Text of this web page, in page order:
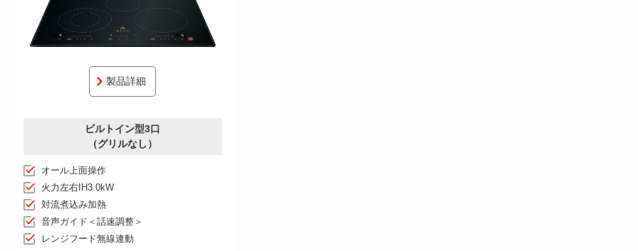
製品詳細
ビルトイン型3口
（グリルなし）
オール上面操作
火力左右IH3.0kW
対流煮込み加熱
音声ガイド＜話速調整＞
レンジフード無線連動